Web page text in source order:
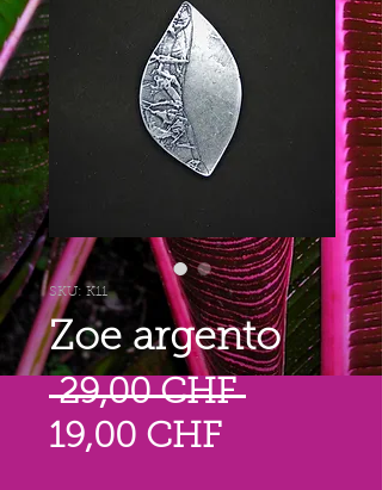
SKU: K11
Zoe argento
29,00 CHF Prezzo
19,00 CHFPrezzo